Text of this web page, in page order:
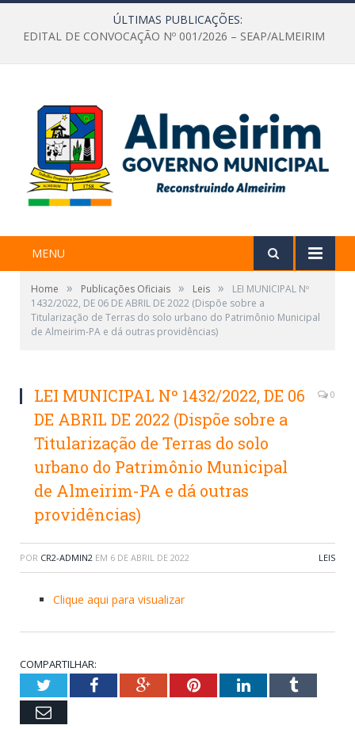
ÚLTIMAS PUBLICAÇÕES:
EDITAL DE CONVOCAÇÃO Nº 001/2026 – SEAP/ALMEIRIM
MENU
Home » Publicações Oficiais » Leis »
LEI MUNICIPAL Nº
1432/2022, DE 06 DE ABRIL DE 2022 (Dispõe sobre a
Titularização de Terras do solo urbano do Patrimônio Municipal
de Almeirim-PA e dá outras providências)
LEI MUNICIPAL Nº 1432/2022, DE 06
DE ABRIL DE 2022 (Dispõe sobre a
Titularização de Terras do solo
urbano do Patrimônio Municipal
de Almeirim-PA e dá outras
providências)
0
POR CR2-ADMIN2 EM 6 DE ABRIL DE 2022 LEIS
Clique aqui para visualizar
COMPARTILHAR:
TwitterFacebookGoogle+PinterestLinkedInTumblr
Email